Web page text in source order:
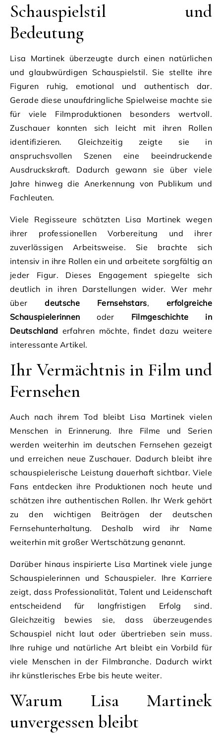
Schauspielstil und
Bedeutung
Lisa Martinek überzeugte durch einen natürlichen
und glaubwürdigen Schauspielstil. Sie stellte ihre
Figuren ruhig, emotional und authentisch dar.
Gerade diese unaufdringliche Spielweise machte sie
für viele Filmproduktionen besonders wertvoll.
Zuschauer konnten sich leicht mit ihren Rollen
identifizieren. Gleichzeitig zeigte sie in
anspruchsvollen Szenen eine beeindruckende
Ausdruckskraft. Dadurch gewann sie über viele
Jahre hinweg die Anerkennung von Publikum und
Fachleuten.
Viele Regisseure schätzten Lisa Martinek wegen
ihrer professionellen Vorbereitung und ihrer
zuverlässigen Arbeitsweise. Sie brachte sich
intensiv in ihre Rollen ein und arbeitete sorgfältig an
jeder Figur. Dieses Engagement spiegelte sich
deutlich in ihren Darstellungen wider. Wer mehr
überdeutsche Fernsehstars,erfolgreiche
Schauspielerinnen oder Filmgeschichte in
Deutschland erfahren möchte, findet dazu weitere
interessante Artikel.
Ihr Vermächtnis in Film und
Fernsehen
Auch nach ihrem Tod bleibt Lisa Martinek vielen
Menschen in Erinnerung. Ihre Filme und Serien
werden weiterhin im deutschen Fernsehen gezeigt
und erreichen neue Zuschauer. Dadurch bleibt ihre
schauspielerische Leistung dauerhaft sichtbar. Viele
Fans entdecken ihre Produktionen noch heute und
schätzen ihre authentischen Rollen. Ihr Werk gehört
zu den wichtigen Beiträgen der deutschen
Fernsehunterhaltung. Deshalb wird ihr Name
weiterhin mit großer Wertschätzung genannt.
Darüber hinaus inspirierte Lisa Martinek viele junge
Schauspielerinnen und Schauspieler. Ihre Karriere
zeigt, dass Professionalität, Talent und Leidenschaft
entscheidend für langfristigen Erfolg sind.
Gleichzeitig bewies sie, dass überzeugendes
Schauspiel nicht laut oder übertrieben sein muss.
Ihre ruhige und natürliche Art bleibt ein Vorbild für
viele Menschen in der Filmbranche. Dadurch wirkt
ihr künstlerisches Erbe bis heute weiter.
Warum Lisa Martinek
unvergessen bleibt